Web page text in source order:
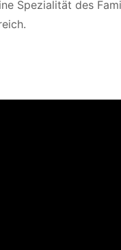
Spezialität des